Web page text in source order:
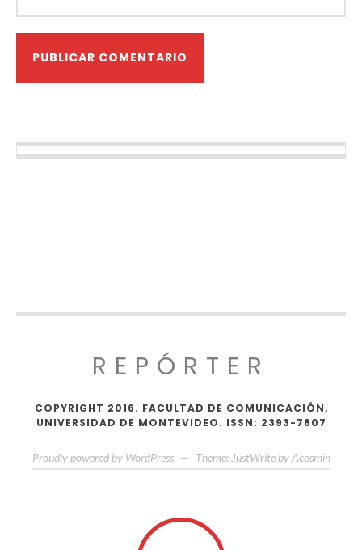
REPÓRTER
COPYRIGHT 2016. FACULTAD DE COMUNICACIÓN,
UNIVERSIDAD DE MONTEVIDEO. ISSN: 2393-7807
Proudly powered by WordPress — Theme: JustWrite by Acosmin